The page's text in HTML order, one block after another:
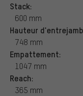
Stack:
600 mm
Hauteur
748 mm
Empattement:
1047 mm
Reach:
365 mm